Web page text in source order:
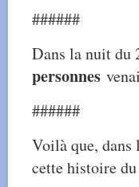
######
Dans la nuit du
personnes
######
Voilà que,
cette histoire